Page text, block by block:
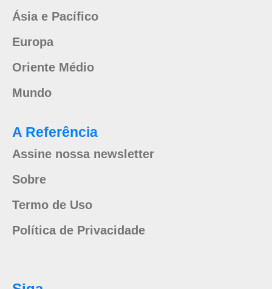
Ásia e Pacífico
Europa
Oriente Médio
Mundo
A Referência
Assine nossa newsletter
Sobre
Termo de Uso
Política de Privacidade